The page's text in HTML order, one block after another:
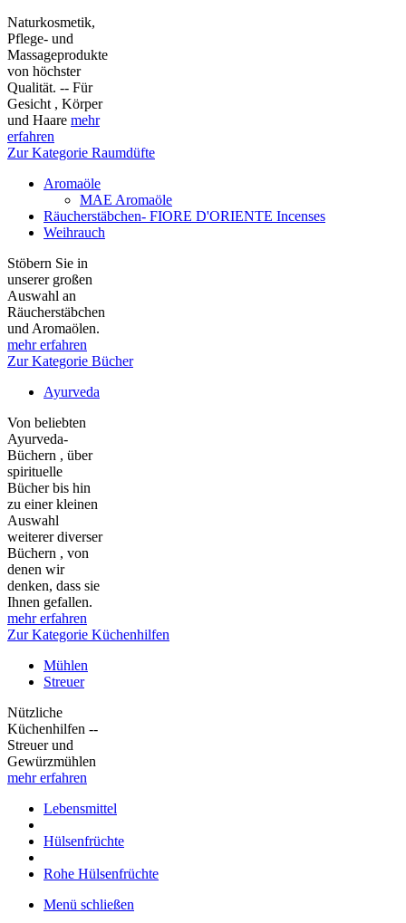
Naturkosmetik,
Pflege- und
Massageprodukte
von höchster
Qualität. -- Für
Gesicht , Körper
und Haare mehr
erfahren
Zur Kategorie Raumdüfte
Aromaöle
MAE Aromaöle
Räucherstäbchen- FIORE D'ORIENTE Incenses
Weihrauch
Stöbern Sie in
unserer großen
Auswahl an
Räucherstäbchen
und Aromaölen.
mehr erfahren
Zur Kategorie Bücher
Ayurveda
Von beliebten
Ayurveda-
Büchern , über
spirituelle
Bücher bis hin
zu einer kleinen
Auswahl
weiterer diverser
Büchern , von
denen wir
denken, dass sie
Ihnen gefallen.
mehr erfahren
Zur Kategorie Küchenhilfen
Mühlen
Streuer
Nützliche
Küchenhilfen --
Streuer und
Gewürzmühlen
mehr erfahren
Lebensmittel
Hülsenfrüchte
Rohe Hülsenfrüchte
Menü schließen